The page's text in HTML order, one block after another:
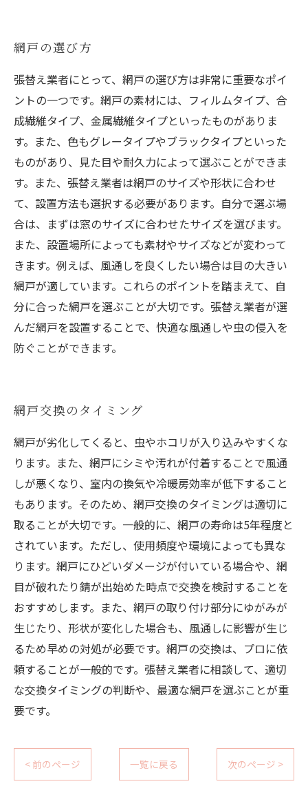
網戸の選び方
張替え業者にとって、網戸の選び方は非常に重要なポイ
ントの一つです。網戸の素材には、フィルムタイプ、合
成繊維タイプ、金属繊維タイプといったものがありま
す。また、色もグレータイプやブラックタイプといった
ものがあり、見た目や耐久力によって選ぶことができま
す。また、張替え業者は網戸のサイズや形状に合わせ
て、設置方法も選択する必要があります。自分で選ぶ場
合は、まずは窓のサイズに合わせたサイズを選びます。
また、設置場所によっても素材やサイズなどが変わって
きます。例えば、風通しを良くしたい場合は目の大きい
網戸が適しています。これらのポイントを踏まえて、自
分に合った網戸を選ぶことが大切です。張替え業者が選
んだ網戸を設置することで、快適な風通しや虫の侵入を
防ぐことができます。
網戸交換のタイミング
網戸が劣化してくると、虫やホコリが入り込みやすくな
ります。また、網戸にシミや汚れが付着することで風通
しが悪くなり、室内の換気や冷暖房効率が低下すること
もあります。そのため、網戸交換のタイミングは適切に
取ることが大切です。一般的に、網戸の寿命は5年程度と
されています。ただし、使用頻度や環境によっても異な
ります。網戸にひどいダメージが付いている場合や、網
目が破れたり錆が出始めた時点で交換を検討することを
おすすめします。また、網戸の取り付け部分にゆがみが
生じたり、形状が変化した場合も、風通しに影響が生じ
るため早めの対処が必要です。網戸の交換は、プロに依
頼することが一般的です。張替え業者に相談して、適切
な交換タイミングの判断や、最適な網戸を選ぶことが重
要です。
< 前のページ 一覧に戻る 次のページ >